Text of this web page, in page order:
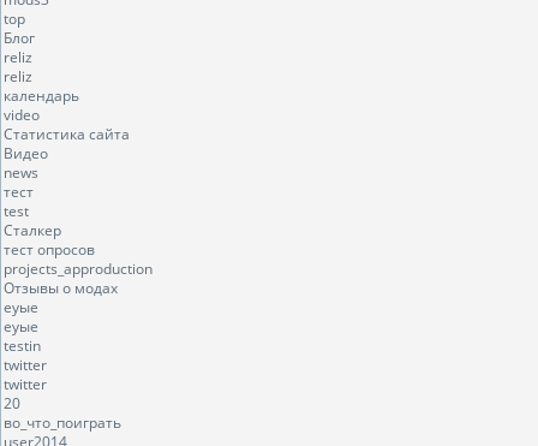
top
Блог
reliz
reliz
календарь
video
Статистика сайта
Видео
news
тест
test
Сталкер
тест опросов
projects_approduction
Отзывы о модах
еуые
еуые
testin
twitter
twitter
20
во_что_поиграть
user2014